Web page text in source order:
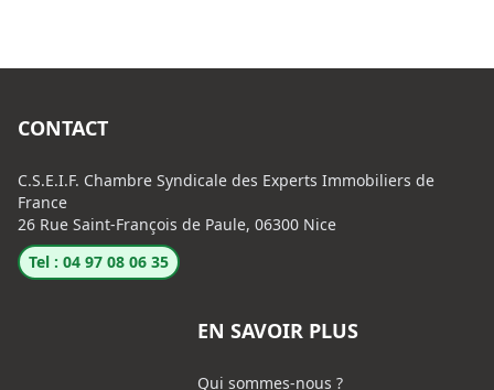
CONTACT
C.S.E.I.F. Chambre Syndicale des Experts Immobiliers de
France
26 Rue Saint-François de Paule, 06300 Nice
Tel : 04 97 08 06 35
EN SAVOIR PLUS
Qui sommes-nous ?